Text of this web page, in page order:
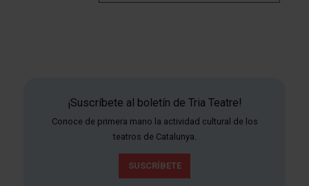
¡Suscríbete al boletín de Tria Teatre!
Conoce de primera mano la actividad cultural de los
teatros de Catalunya.
SUSCRÍBETE